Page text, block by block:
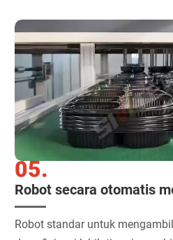
05.
Robot secara otomatis
Robot standar untuk